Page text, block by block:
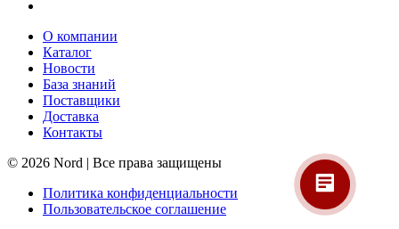
О компании
Каталог
Новости
База знаний
Поставщики
Доставка
Контакты
© 2026 Nord | Все права защищены
Политика конфиденциальности
Пользовательское соглашение